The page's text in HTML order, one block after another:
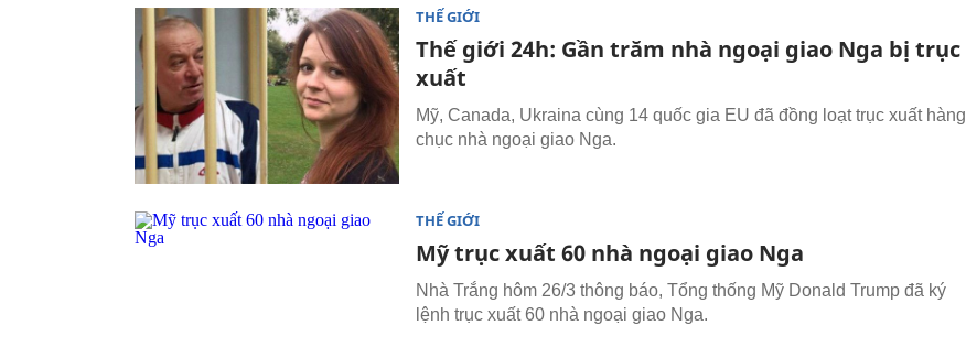
THẾ GIỚI
Thế giới 24h: Gần trăm nhà ngoại giao Nga bị trục
xuất
Mỹ, Canada, Ukraina cùng 14 quốc gia EU đã đồng loạt trục xuất hàng
chục nhà ngoại giao Nga.
THẾ GIỚI
Mỹ trục xuất 60 nhà ngoại giao Nga
Nhà Trắng hôm 26/3 thông báo, Tổng thống Mỹ Donald Trump đã ký
lệnh trục xuất 60 nhà ngoại giao Nga.